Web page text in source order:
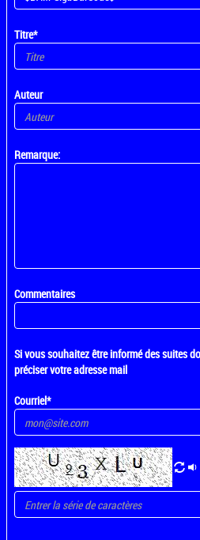
Titre*
Auteur
Remarque:
Commentaires
Si vous souhaitez être informé des suites
préciser votre adresse mail
Courriel*